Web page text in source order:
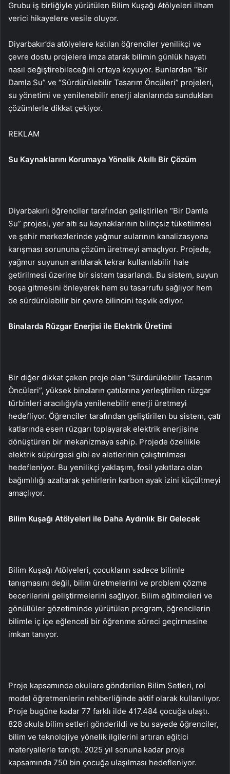
Grubu iş birliğiyle yürütülen Bilim Kuşağı Atölyeleri ilham
verici hikayelere vesile oluyor.
Diyarbakır’da atölyelere katılan öğrenciler yenilikçi ve
çevre dostu projelere imza atarak bilimin günlük hayatı
nasıl değiştirebileceğini ortaya koyuyor. Bunlardan “Bir
Damla Su” ve “Sürdürülebilir Tasarım Öncüleri” projeleri,
su yönetimi ve yenilenebilir enerji alanlarında sundukları
çözümlerle dikkat çekiyor.
REKLAM
Su Kaynaklarını Korumaya Yönelik Akıllı Bir Çözüm
Diyarbakırlı öğrenciler tarafından geliştirilen “Bir Damla
Su” projesi, yer altı su kaynaklarının bilinçsiz tüketilmesi
ve şehir merkezlerinde yağmur sularının kanalizasyona
karışması sorununa çözüm üretmeyi amaçlıyor. Projede,
yağmur suyunun arıtılarak tekrar kullanılabilir hale
getirilmesi üzerine bir sistem tasarlandı. Bu sistem, suyun
boşa gitmesini önleyerek hem su tasarrufu sağlıyor hem
de sürdürülebilir bir çevre bilincini teşvik ediyor.
Binalarda Rüzgar Enerjisi ile Elektrik Üretimi
Bir diğer dikkat çeken proje olan “Sürdürülebilir Tasarım
Öncüleri”, yüksek binaların çatılarına yerleştirilen rüzgar
türbinleri aracılığıyla yenilenebilir enerji üretmeyi
hedefliyor. Öğrenciler tarafından geliştirilen bu sistem, çatı
katlarında esen rüzgarı toplayarak elektrik enerjisine
dönüştüren bir mekanizmaya sahip. Projede özellikle
elektrik süpürgesi gibi ev aletlerinin çalıştırılması
hedefleniyor. Bu yenilikçi yaklaşım, fosil yakıtlara olan
bağımlılığı azaltarak şehirlerin karbon ayak izini küçültmeyi
amaçlıyor.
Bilim Kuşağı Atölyeleri ile Daha Aydınlık Bir Gelecek
Bilim Kuşağı Atölyeleri, çocukların sadece bilimle
tanışmasını değil, bilim üretmelerini ve problem çözme
becerilerini geliştirmelerini sağlıyor. Bilim eğitimcileri ve
gönüllüler gözetiminde yürütülen program, öğrencilerin
bilimle iç içe eğlenceli bir öğrenme süreci geçirmesine
imkan tanıyor.
Proje kapsamında okullara gönderilen Bilim Setleri, rol
model öğretmenlerin rehberliğinde aktif olarak kullanılıyor.
Proje bugüne kadar 77 farklı ilde 417.484 çocuğa ulaştı.
828 okula bilim setleri gönderildi ve bu sayede öğrenciler,
bilim ve teknolojiye yönelik ilgilerini artıran eğitici
materyallerle tanıştı. 2025 yıl sonuna kadar proje
kapsamında 750 bin çocuğa ulaşılması hedefleniyor.